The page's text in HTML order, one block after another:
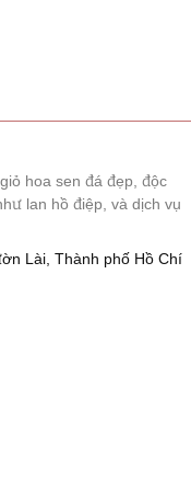
hoa sen đá đẹp, độc
lan hồ điệp, và dịch vụ
Lài, Thành phố Hồ Chí